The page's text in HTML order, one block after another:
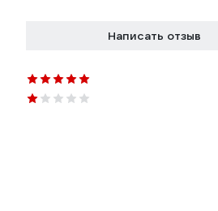
Написать отзыв